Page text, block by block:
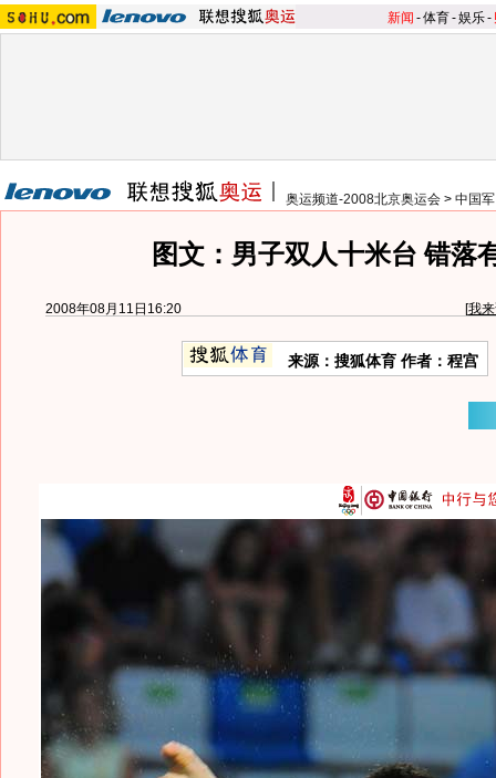
新闻 -体育-娱乐-
奥运频道-2008北京奥运会 > 中国
图文：男子双人十米台 错落
2008年08月11日16:20 [我
来源：搜狐体育 作者：程宫